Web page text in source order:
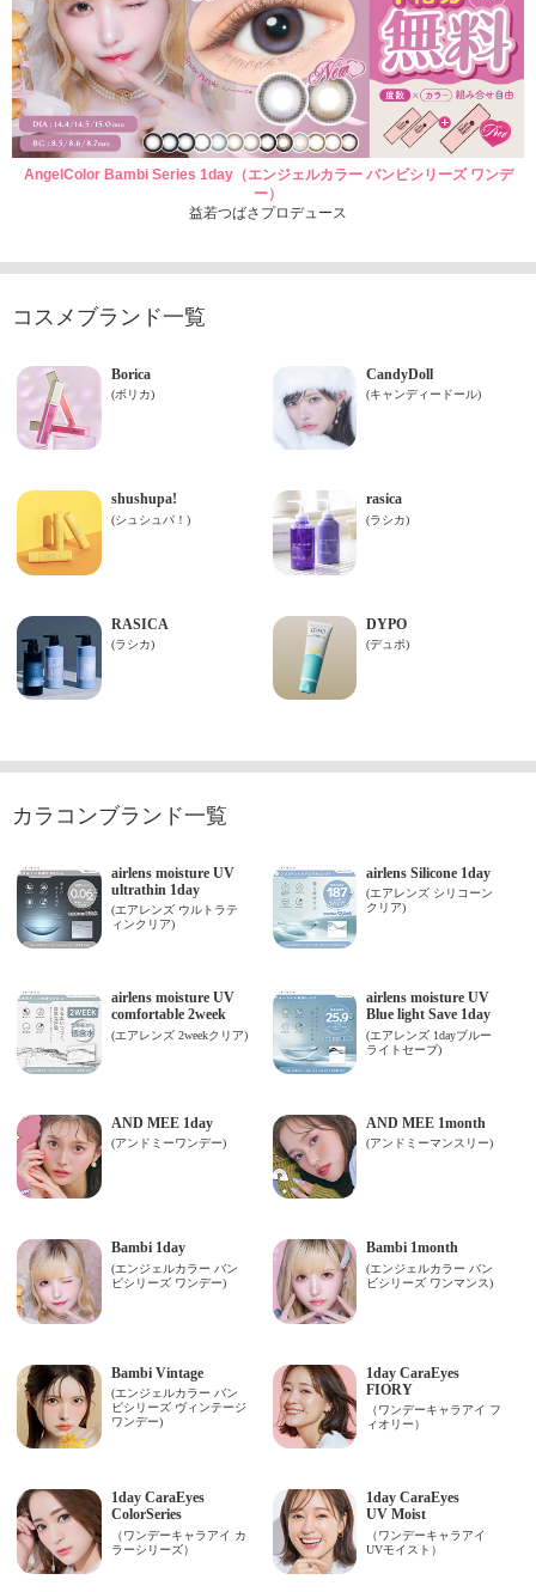
AngelColor Bambi Series 1day（エンジェルカラー バンビシリーズ ワンデ
ー）
益若つばさプロデュース
コスメブランド一覧
カラコンブランド一覧